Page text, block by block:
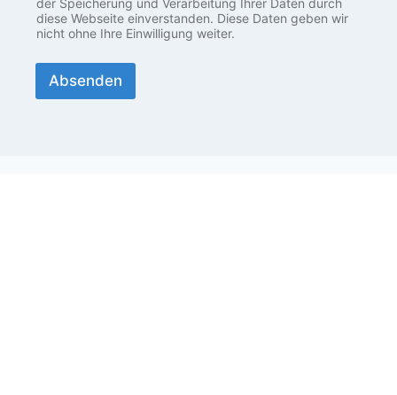
der Speicherung und Verarbeitung Ihrer Daten durch
diese Webseite einverstanden. Diese Daten geben wir
nicht ohne Ihre Einwilligung weiter.
Absenden